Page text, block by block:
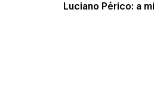
Luciano Périco: a